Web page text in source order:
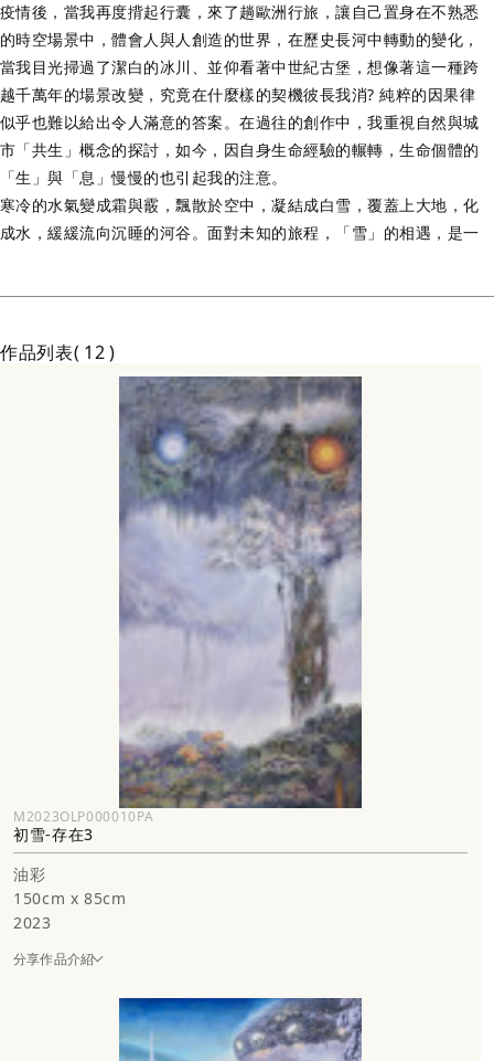
疫情後，當我再度揹起行囊，來了趟歐洲行旅，讓自己置身在不熟悉
的時空場景中，體會人與人創造的世界，在歷史長河中轉動的變化，
當我目光掃過了潔白的冰川、並仰看著中世紀古堡，想像著這一種跨
越千萬年的場景改變，究竟在什麼樣的契機彼長我消? 純粹的因果律
似乎也難以給出令人滿意的答案。在過往的創作中，我重視自然與城
市「共生」概念的探討，如今，因自身生命經驗的輾轉，生命個體的
「生」與「息」慢慢的也引起我的注意。
寒冷的水氣變成霜與霰，飄散於空中，凝結成白雪，覆蓋上大地，化
成水，緩緩流向沉睡的河谷。面對未知的旅程，「雪」的相遇，是一
的視象中，一場大雪，讓許多東西得以沉澱。景觀中的「雪」，以及
創作元素，除延續了前兩次個展《超時空行旅Hyper-spacetime
Travel》、《島外．外島—Off the Island》，動植物劇場、人類中
心主義反思、及科技文明與生態景觀的辯證。在繪畫視野上，也從
「宇宙遙想」、「現世寓言」的「想像」與「現實」的探索階段，再
次轉進到下一個「想像」創造的新繪畫里程。
生命是一種探險，當你踏上這場旅程時，就是開始。
《初雪》系列，在我的創作構思上，帶來的新突破，是我首次採
用直立細長形的”山形坡勢”構圖，進行的繪畫觀看視角，宛如登山古
道，順著既像石階又譬如瀑布的路徑，看到沿途浮現的森林面孔，動
物們觀望，伺機而動，旅人看不見，恰似牠們透明般的存在。挾帶著
紫色、藍色與黃棕色的波光，宛如是海面下看見的波光粼粼。海面上
與海面下；大雪來臨前與大雪降臨後，原本焦慮的人們，在聽到遠方
海螺的吹奏聲後，慢慢地安歇了下來，雲霧與白雪靄靄的蒼茫，萬物
的生靈仍然在呼吸著、吐納著。
白雪靄靄的蒼茫，萬物的生靈仍然在呼吸著、吐納著。
生命是一種探險，當你踏上這場旅程時，就是開始
近年創作主軸《再生島》系列，擔綱著我大尺幅油畫的表現，將「人
類／非自然／科技」與「宇宙／生態／生靈」兩種不同的世界，併合
格局，來試圖勾劃一種歷史意識流推想的文明思索，自然生態與工業
科技之間的緊張關係、未竟的探索，毀滅與重生的辯證。
作品列表 12
M2023OLP000010PA
初雪-存在3
油彩
150cm x 85cm
2023
分享作品介紹